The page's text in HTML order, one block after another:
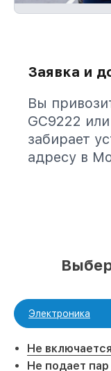
Заявка и
Вы
GC9222
забирает
адресу в
Электроника
Не включается
Не подает пар